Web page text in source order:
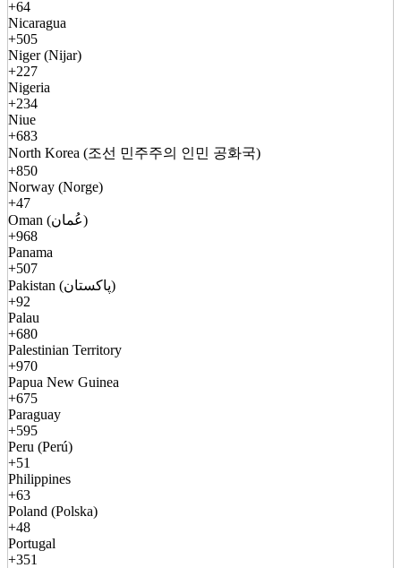
+64
Nicaragua
+505
Niger (Nijar)
+227
Nigeria
+234
Niue
+683
North Korea (조선 민주주의 인민 공화국)
+850
Norway (Norge)
+47
Oman (عُمان)
+968
Panama
+507
Pakistan (پاکستان)
+92
Palau
+680
Palestinian Territory
+970
Papua New Guinea
+675
Paraguay
+595
Peru (Perú)
+51
Philippines
+63
Poland (Polska)
+48
Portugal
+351